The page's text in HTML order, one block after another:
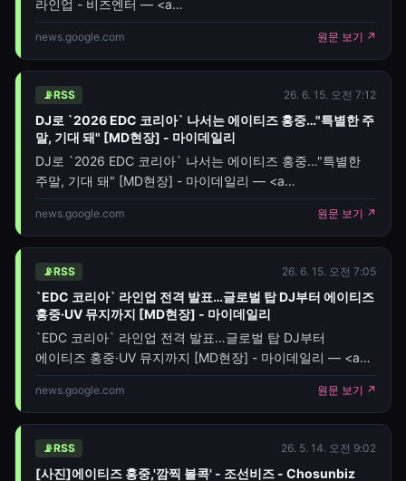
라인업 - 비즈엔터 — <a
href="https://news.google.com/rss/articles/
oc=5" target="_blank">‘EDC 코리아 2026’, DJ 스네이크·
티에스토·에이티즈 홍중 라인업<
news.google.com 원문 보기 ↗
📡RSS 26. 6. 15. 오전 7:12
DJ로 `2026 EDC 코리아` 나서는 에이티즈 홍중…"특별한 주
말, 기대 돼" [MD현장] - 마이데일리
DJ로 `2026 EDC 코리아` 나서는 에이티즈 홍중…"특별한
주말, 기대 돼" [MD현장] - 마이데일리 — <a
href="https://news.google.com/rss/articles/
oc=5" target="_blank">DJ로 `2
news.google.com 원문 보기 ↗
📡RSS 26. 6. 15. 오전 7:05
`EDC 코리아` 라인업 전격 발표…글로벌 탑 DJ부터 에이티즈
홍중·UV 뮤지까지 [MD현장] - 마이데일리
`EDC 코리아` 라인업 전격 발표…글로벌 탑 DJ부터
에이티즈 홍중·UV 뮤지까지 [MD현장] - 마이데일리 — <a
href="https://news.google.com/rss/articles/
oc=5" target="_blank">`EDC
news.google.com 원문 보기 ↗
📡RSS 26. 5. 14. 오전 9:02
[사진]에이티즈 홍중,'깜찍 볼콕' - 조선비즈 - Chosunbiz